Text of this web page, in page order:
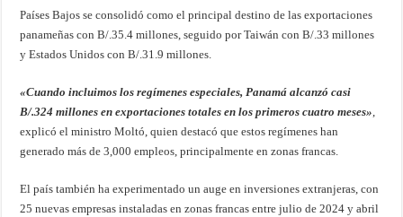
Países Bajos se consolidó como el principal destino de las exportaciones
panameñas con B/.35.4 millones, seguido por Taiwán con B/.33 millones
y Estados Unidos con B/.31.9 millones.
«Cuando incluimos los regímenes especiales, Panamá alcanzó casi
B/.324 millones en exportaciones totales en los primeros cuatro meses»,
explicó el ministro Moltó, quien destacó que estos regímenes han
generado más de 3,000 empleos, principalmente en zonas francas.
El país también ha experimentado un auge en inversiones extranjeras, con
25 nuevas empresas instaladas en zonas francas entre julio de 2024 y abril